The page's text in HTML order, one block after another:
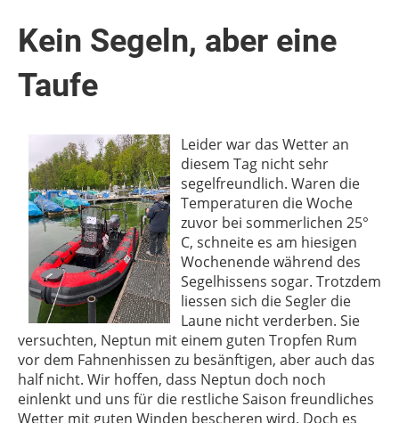
Kein Segeln, aber eine
Taufe
Leider war das Wetter an
diesem Tag nicht sehr
segelfreundlich. Waren die
Temperaturen die Woche
zuvor bei sommerlichen 25°
C, schneite es am hiesigen
Wochenende während des
Segelhissens sogar. Trotzdem
liessen sich die Segler die
Laune nicht verderben. Sie
versuchten, Neptun mit einem guten Tropfen Rum
vor dem Fahnenhissen zu besänftigen, aber auch das
half nicht. Wir hoffen, dass Neptun doch noch
einlenkt und uns für die restliche Saison freundliches
Wetter mit guten Winden bescheren wird. Doch es